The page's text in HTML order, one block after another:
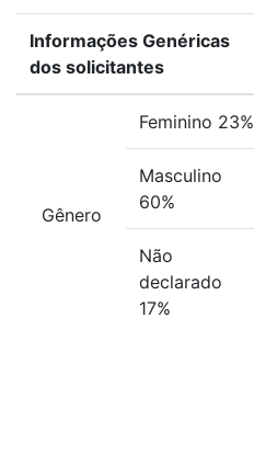
Informações Genéricas
dos solicitantes
Gênero
Feminino 23%
Masculino
60%
Não
declarado
17%